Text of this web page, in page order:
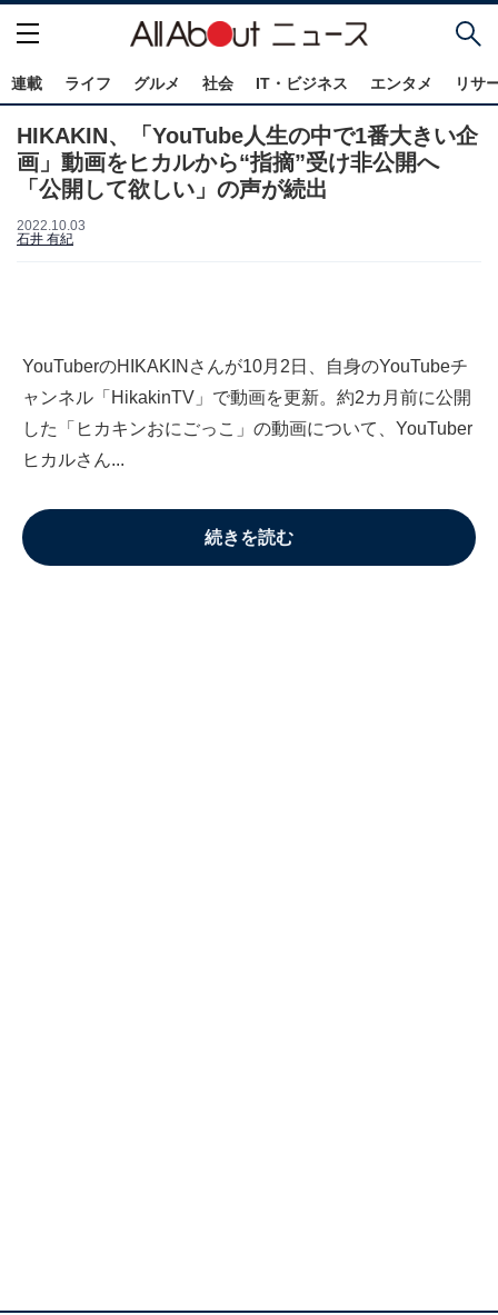
連載 ライフ グルメ 社会 IT・ビジネス エンタメ リサ
HIKAKIN、「YouTube人生の中で1番大きい企
画」動画をヒカルから“指摘”受け非公開へ
「公開して欲しい」の声が続出
2022.10.03
石井 有紀
YouTuberのHIKAKINさんが10月2日、自身のYouTubeチ
ャンネル「HikakinTV」で動画を更新。約2カ月前に公開
した「ヒカキンおにごっこ」の動画について、YouTuber
ヒカルさん...
続きを読む